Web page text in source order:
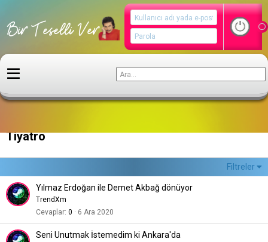
Tiyatro
Filtreler
Yılmaz Erdoğan ile Demet Akbağ dönüyor
TrendXm
Cevaplar 0 6 Ara 2020
Seni Unutmak İstemedim ki Ankara'da